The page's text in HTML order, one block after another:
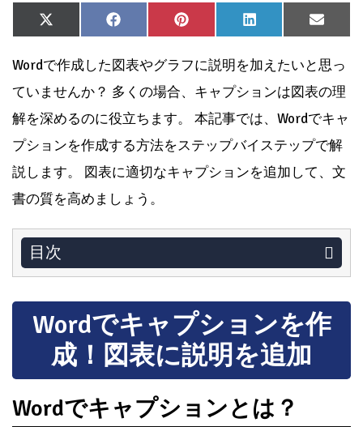
Share
on
X
(Twitter)
Share
on
Facebook
Share
on
Pinterest
Share
on
LinkedIn
Share
on
Email
Wordで作成した図表やグラフに説明を加えたいと思っ
ていませんか？ 多くの場合、キャプションは図表の理
解を深めるのに役立ちます。 本記事では、Wordでキャ
プションを作成する方法をステップバイステップで解
説します。 図表に適切なキャプションを追加して、文
書の質を高めましょう。
目次
Wordでキャプションを作
成！図表に説明を追加
Wordでキャプションとは？